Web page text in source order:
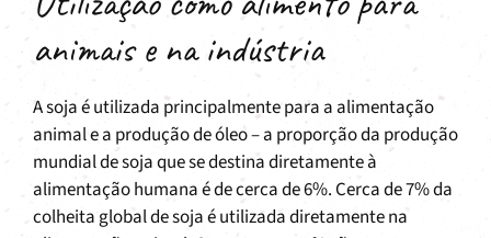
animais e na indústria
A soja é utilizada principalmente para a alimentação
animal e a produção de óleo – a proporção da produção
mundial de soja que se destina diretamente à
alimentação humana é de cerca de 6%. Cerca de 7% da
colheita global de soja é utilizada diretamente na